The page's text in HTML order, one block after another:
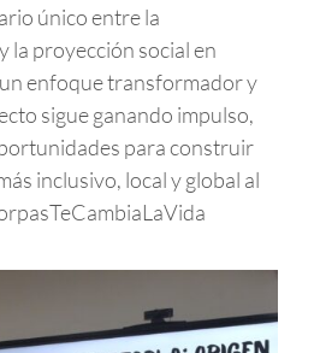
único entre la
la proyección social en
enfoque transformador y
sigue ganando impulso,
para construir
inclusivo, local y global al